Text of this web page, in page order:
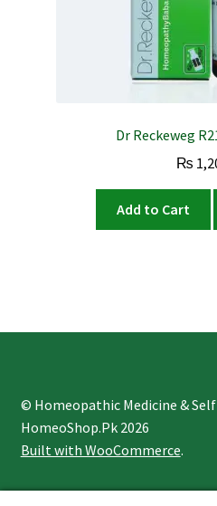
Dr Reckeweg
₨
Add to Cart
© Homeopathic Medicine &
HomeoShop.Pk 2026
Built with WooCommerce.